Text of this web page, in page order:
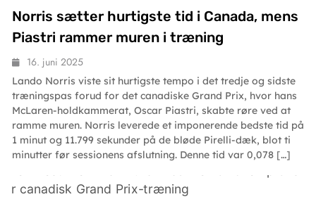
Norris sætter hurtigste tid i Canada, mens
Piastri rammer muren i træning
16. juni 2025
Lando Norris viste sit hurtigste tempo i det tredje og sidste
træningspas forud for det canadiske Grand Prix, hvor hans
McLaren-holdkammerat, Oscar Piastri, skabte røre ved at
ramme muren. Norris leverede et imponerende bedste tid på
1 minut og 11.799 sekunder på de bløde Pirelli-dæk, blot ti
minutter før sessionens afslutning. Denne tid var 0,078 […]